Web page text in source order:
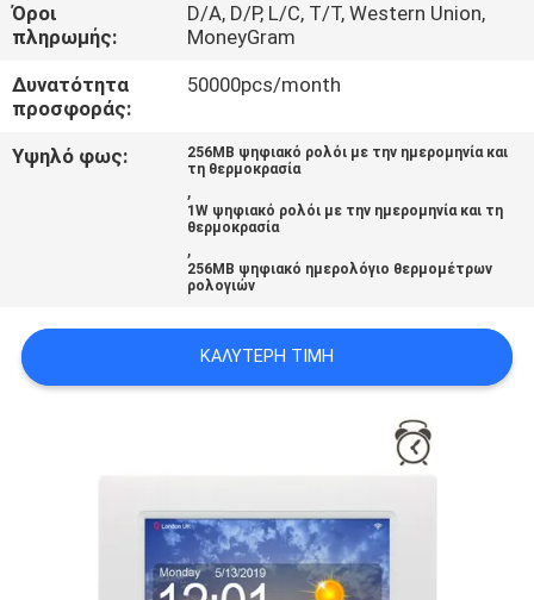
ΖΗΤΉΣΤΕ
ΈΝΑ
ΑΠΌΣΠΑΣΜΑ
Όροι
πληρωμής:
D/A, D/P, L/C, T/T, Western Union,
MoneyGram
Δυνατότητα
προσφοράς:
50000pcs/month
Υψηλό φως:
256MB ψηφιακό ρολόι με την ημερομηνία και
τη θερμοκρασία
,
1W ψηφιακό ρολόι με την ημερομηνία και τη
θερμοκρασία
,
256MB ψηφιακό ημερολόγιο θερμομέτρων
ρολογιών
ΚΑΛΎΤΕΡΗ ΤΙΜΉ